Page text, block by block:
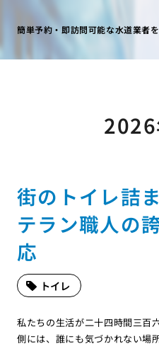
簡単予約・即訪問可能な水道業者
2026
街のトイレ詰
テラン職人の
応
トイレ
私たちの生活が二十四時間三百
側には、誰にも気づかれない場